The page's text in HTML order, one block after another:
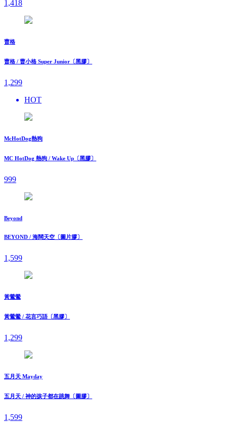
1,418
曹格
曹格 / 曹小格 Super Junior〔黑膠〕
1,299
HOT
McHotDog熱狗
MC HotDog 熱狗 / Wake Up〔黑膠〕
999
Beyond
BEYOND / 海闊天空〔圖片膠〕
1,599
黃鶯鶯
黃鶯鶯 / 花言巧語〔黑膠〕
1,299
五月天 Mayday
五月天 / 神的孩子都在跳舞〔圖膠〕
1,599